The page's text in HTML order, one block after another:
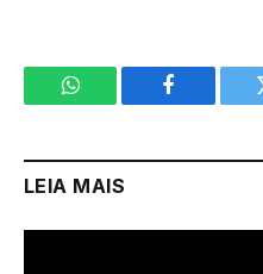
WhatsApp Facebook
LEIA MAIS